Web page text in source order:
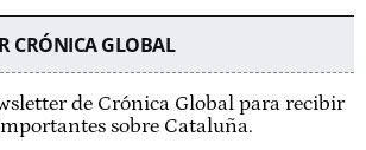
CRÓNICA GLOBAL
de Crónica Global para recibir
sobre Cataluña.